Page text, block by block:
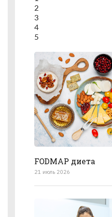
2
3
4
5
FODMAP диета
21 июль 2026